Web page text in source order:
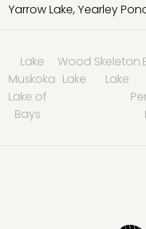
Yarrow Lake,Yearley
Lake
Muskoka
Wood
Lake
Skeleton
Lake
Lake of
Bays